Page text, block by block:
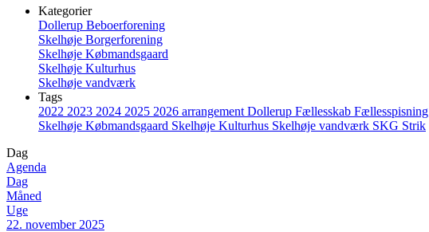
Kategorier
Dollerup Beboerforening
Skelhøje Borgerforening
Skelhøje Købmandsgaard
Skelhøje Kulturhus
Skelhøje vandværk
Tags
2022 2023 2024 2025 2026 arrangement Dollerup Fællesskab Fællesspisning
Skelhøje Købmandsgaard Skelhøje Kulturhus Skelhøje vandværk SKG Strik
Dag
Agenda
Dag
Måned
Uge
22. november 2025